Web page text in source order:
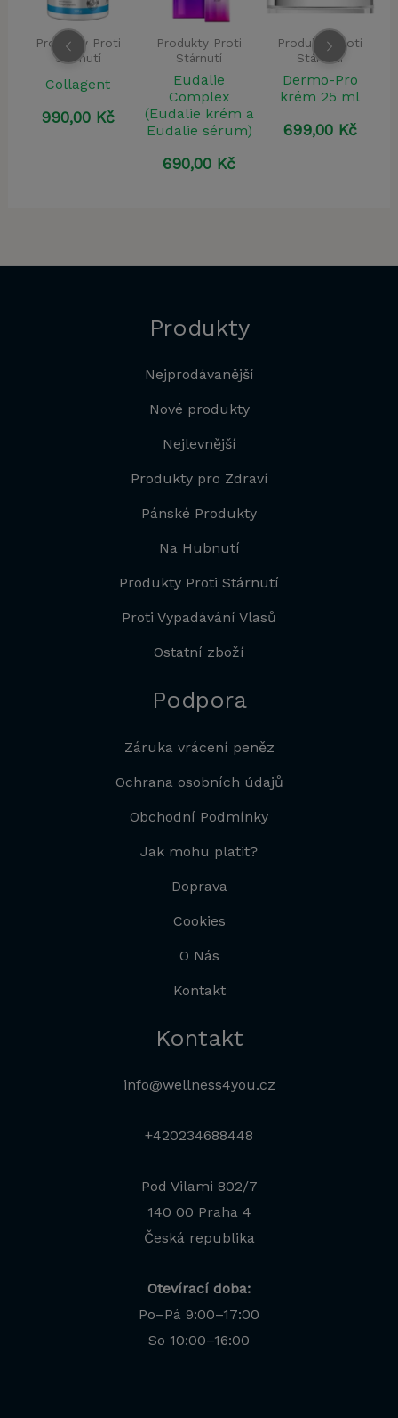
Produkty Proti
Stárnutí
Collagent
990,00 Kč
Produkty Proti
Stárnutí
Eudalie
Complex
(Eudalie krém a
Eudalie sérum)
690,00 Kč
Produkty Proti
Stárnutí
Dermo-Pro
krém 25 ml
699,00 Kč
Produkty
Nejprodávanější
Nové produkty
Nejlevnější
Produkty pro Zdraví
Pánské Produkty
Na Hubnutí
Produkty Proti Stárnutí
Proti Vypadávání Vlasů
Ostatní zboží
Podpora
Záruka vrácení peněz
Ochrana osobních údajů
Obchodní Podmínky
Jak mohu platit?
Doprava
Cookies
O Nás
Kontakt
Kontakt
info@wellness4you.cz
+420234688448
Pod Vilami 802/7
140 00 Praha 4
Česká republika
Otevírací doba:
Po–Pá 9:00–17:00
So 10:00–16:00